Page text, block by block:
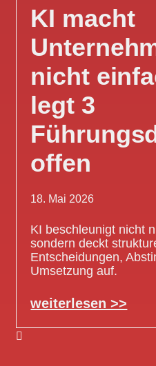
KI macht
nicht
legt 3
offen
18. Mai 2026
KI beschleunigt nicht
sondern deckt
Entscheidungen,
Umsetzung auf.
weiterlesen >>